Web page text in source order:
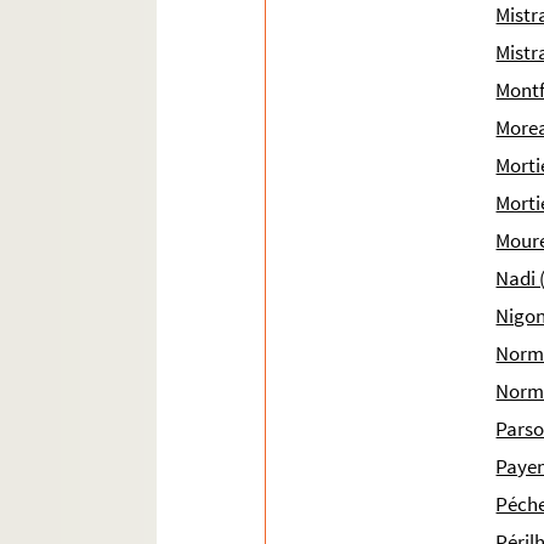
Ms 1905 (1771). « Sisteme du monde de
Ms 1906 (1772). « Opinions des anciens sur
Ms 1907 (1773). Dialogues de saint
Ms 1908 (1774). Orazione del Card. Eskin
Ms 1909 (1775). Règle d'une communauté
Ms 1910 (1776). Miscelanea storica.
Ms 1911 (1777). François de Meyronnes.
Ms 1912 (1778). Commentaires d'Isidore de
Ms 1913 (1779). [Titre absent ou non
Ms 1914 (1780). Vie et miracles de Sainte
Ms 1915 (1781). Indices quatuor SS.
Ms 1916 (1782). Oraison funèbre de Pie V
Ms 1917 (1783). Méditations pieuses et
Ms 1918 (1784). « Livre second de la
Nadi